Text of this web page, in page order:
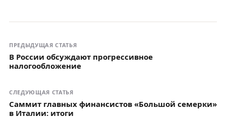
ПРЕДЫДУЩАЯ СТАТЬЯ
В России обсуждают прогрессивное
налогообложение
СЛЕДУЮЩАЯ СТАТЬЯ
Саммит главных финансистов «Большой семерки»
в Италии: итоги